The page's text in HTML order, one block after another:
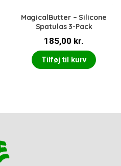
MagicalButter – Silicone
Spatulas 3-Pack
185,00 kr.
Tilføj til kurv